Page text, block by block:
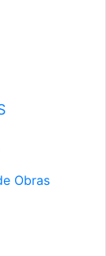
Obras